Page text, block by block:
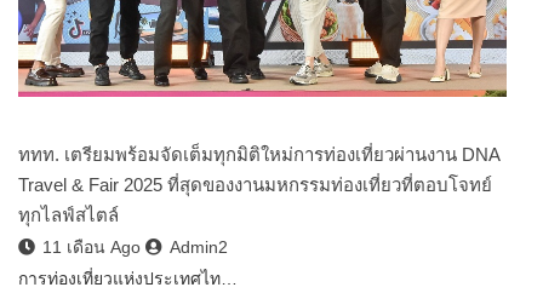
ททท. เตรียมพร้อมจัดเต็มทุกมิติใหม่การท่องเที่ยวผ่านงาน DNA
Travel & Fair 2025 ที่สุดของงานมหกรรมท่องเที่ยวที่ตอบโจทย์
ทุกไลฟ์สไตล์
11 เดือน Ago
Admin2
การท่องเที่ยวแห่งประเทศไท…